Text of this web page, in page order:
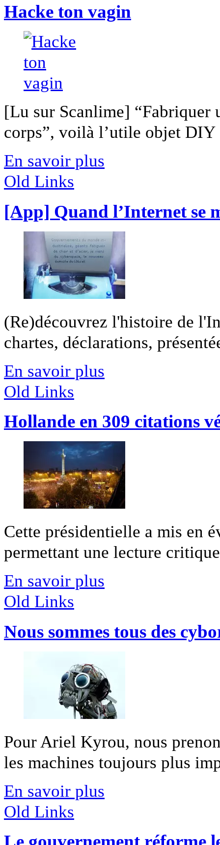
Hacke ton vagin
[Lu sur Scanlime] “Fabriquer
corps”, voilà l’utile objet
En savoir plus
Old Links
[App] Quand l’Internet se
(Re)découvrez l'histoire de
chartes, déclarations,
En savoir plus
Old Links
Hollande en 309 citations
Cette présidentielle a mis en
permettant une lecture
En savoir plus
Old Links
Nous sommes tous des
Pour Ariel Kyrou, nous
les machines toujours plus
En savoir plus
Old Links